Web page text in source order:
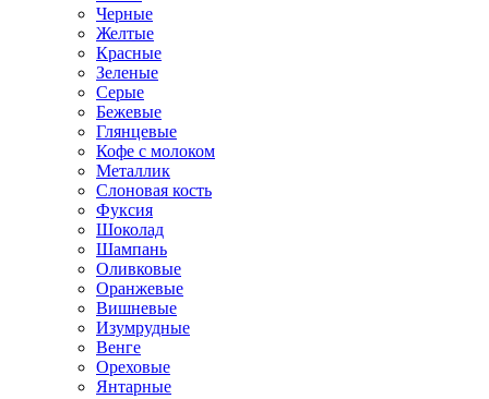
Черные
Желтые
Красные
Зеленые
Серые
Бежевые
Глянцевые
Кофе с молоком
Металлик
Слоновая кость
Фуксия
Шоколад
Шампань
Оливковые
Оранжевые
Вишневые
Изумрудные
Венге
Ореховые
Янтарные